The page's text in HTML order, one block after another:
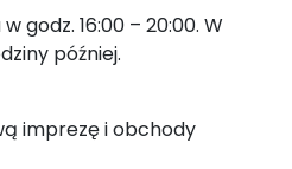
godz. 16:00 – 20:00. W
później.
imprezę i obchody